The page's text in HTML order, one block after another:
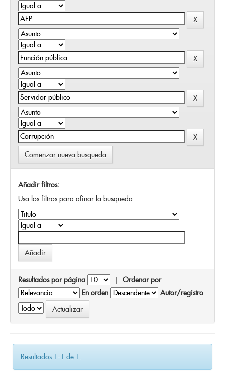
Comenzar nueva busqueda
Añadir filtros:
Usa los filtros para afinar la busqueda.
Resultados por página | Ordenar por
En orden
Autor/registro
Resultados 1-1 de 1.